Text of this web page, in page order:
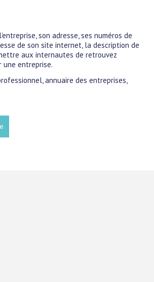
son adresse, ses numéros de
de son site internet, la description de
aux internautes de retrouvez
entreprise.
annuaire des entreprises,